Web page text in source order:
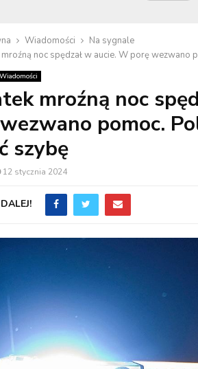
Wiadomości
Na sygnale
noc spędzał w aucie. W porę wezwano
Wiadomości
mroźną noc
pomoc.
szybę
12 stycznia 2024